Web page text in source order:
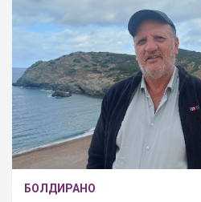
БОЛДИРАНО